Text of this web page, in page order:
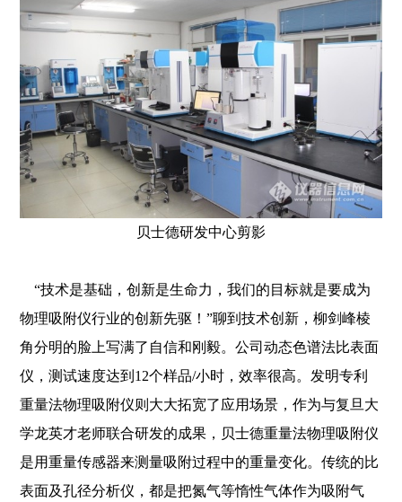
贝士德研发中心剪影
“技术是基础，创新是生命力，我们的目标就是要成为
物理吸附仪行业的创新先驱！”聊到技术创新，柳剑峰棱
角分明的脸上写满了自信和刚毅。公司动态色谱法比表面
仪，测试速度达到12个样品/小时，效率很高。发明专利
重量法物理吸附仪则大大拓宽了应用场景，作为与复旦大
学龙英才老师联合研发的成果，贝士德重量法物理吸附仪
是用重量传感器来测量吸附过程中的重量变化。传统的比
表面及孔径分析仪，都是把氮气等惰性气体作为吸附气